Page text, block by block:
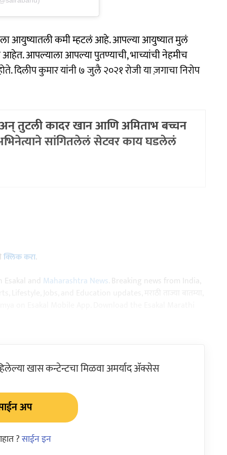
आयुष्यातली कमी म्हटलं आहे. आपल्या आयुष्यात मुलं
आपल्याला आपल्या पुतण्याची, भाच्यांची नेहमीच
कुमार यांनी ७ जुलै २०२१ रोजी या ज़गाचा निरोप
तुटली कादर खान आणि अमिताभ बच्चन
अभिनेत्याने सांगितलेलं सेटवर काय घडलेलं
क्लिक करा.
and Maharashtra News . Breaking news from India,
Jobs, and Education updates, मराठी ताज्या बातम्या,
खास कन्टेन्टचा मिळवा अमर्याद ॲक्सेस
अप
?साईन इन